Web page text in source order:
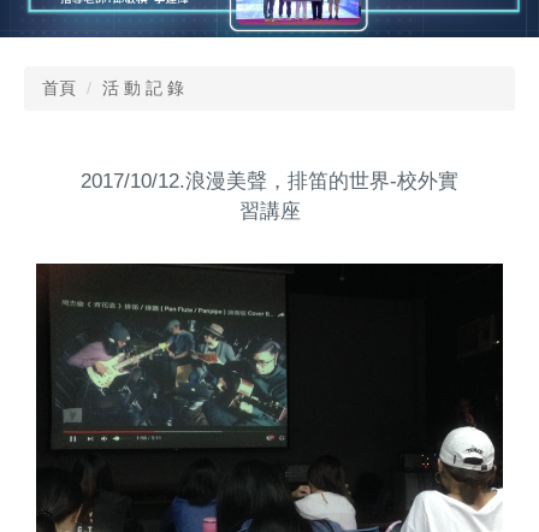
首頁 活 動 記 錄
2017/10/12.浪漫美聲，排笛的世界-校外實
習講座